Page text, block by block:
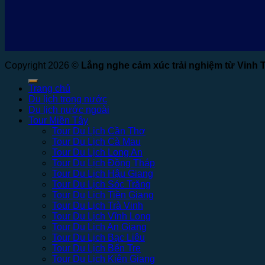
Copyright 2026 © Lắng nghe cảm xúc trải nghiệm từ Vinh
Trang chủ
Du lịch trong nước
Du lịch nước ngoài
Tour Miền Tây
Tour Du Lịch Cần Thơ
Tour Du Lịch Cà Mau
Tour Du Lịch Long An
Tour Du Lịch Đồng Tháp
Tour Du Lịch Hậu Giang
Tour Du Lịch Sóc Trăng
Tour Du Lịch Tiền Giang
Tour Du Lịch Trà Vinh
Tour Du Lịch Vĩnh Long
Tour Du Lịch An Giang
Tour Du Lịch Bạc Liêu
Tour Du Lịch Bến Tre
Tour Du Lịch Kiên Giang